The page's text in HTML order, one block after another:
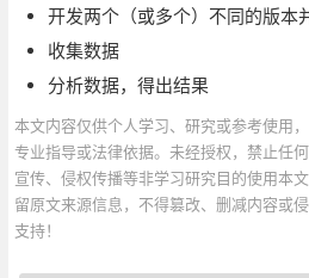
开发两个（或多个）不同的版本
收集数据
分析数据，得出结果
本文内容仅供个人学习、研究或参考使用
专业指导或法律依据。未经授权，禁止任
宣传、侵权传播等非学习研究目的使用本
留原文来源信息，不得篡改、删减内容或
支持！